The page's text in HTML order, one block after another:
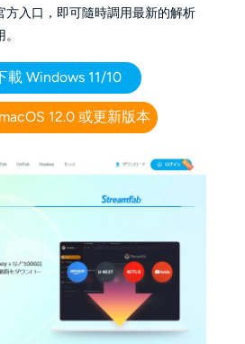
方入口，即可隨時調用最新的解析
載 Windows 11/10
12.0 或更新版本